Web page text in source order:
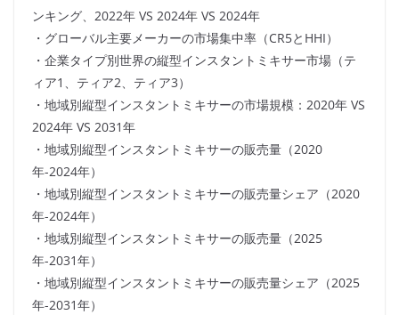
ンキング、2022年 VS 2024年 VS 2024年
・グローバル主要メーカーの市場集中率（CR5とHHI）
・企業タイプ別世界の縦型インスタントミキサー市場（テ
ィア1、ティア2、ティア3）
・地域別縦型インスタントミキサーの市場規模：2020年 VS
2024年 VS 2031年
・地域別縦型インスタントミキサーの販売量（2020
年-2024年）
・地域別縦型インスタントミキサーの販売量シェア（2020
年-2024年）
・地域別縦型インスタントミキサーの販売量（2025
年-2031年）
・地域別縦型インスタントミキサーの販売量シェア（2025
年-2031年）